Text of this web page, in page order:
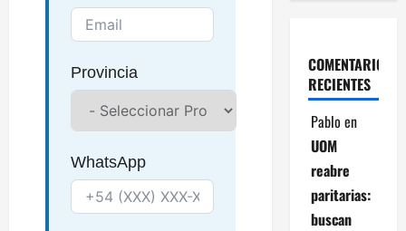
Provincia
WhatsApp
COMENTARIOS
RECIENTES
Pablo en
UOM
reabre
paritarias:
buscan